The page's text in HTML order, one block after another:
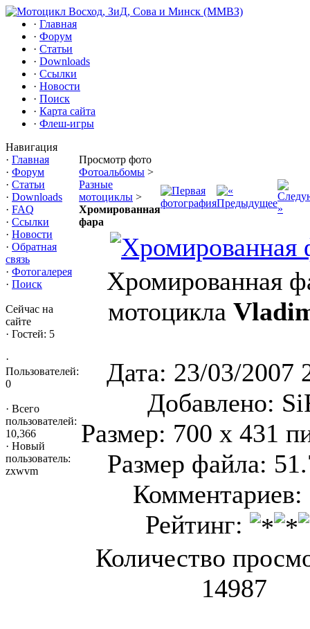
· Главная
· Форум
· Статьи
· Downloads
· Ссылки
· Новости
· Поиск
· Карта сайта
· Флеш-игры
Навигация
· Главная
· Форум
· Статьи
· Downloads
· FAQ
· Ссылки
· Новости
· Обратная
связь
· Фотогалерея
· Поиск
Сейчас на
сайте
· Гостей: 5
·
Пользователей:
0
· Всего
пользователей:
10,366
· Новый
пользователь:
zxwvm
Просмотр фото
Фотоальбомы >
Разные
мотоциклы >
Хромированная
фара
Хромированная
мотоцикла
Дата: 23/03/2007
Добавлено:
Размер: 700 x 431
Размер файла:
Комментариев:
Рейтинг:
Количество
14987